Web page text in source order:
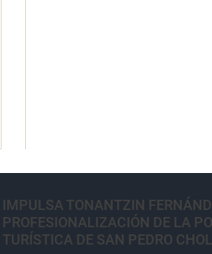
IMPULSA TONANTZIN
PROFESIONALIZACIÓN DE LA
TURÍSTICA DE SAN PEDRO